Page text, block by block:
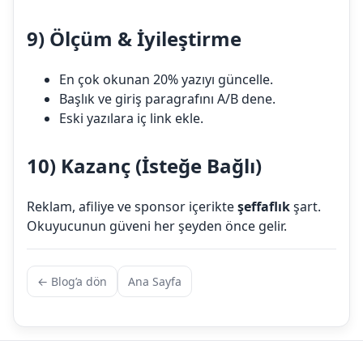
9) Ölçüm & İyileştirme
En çok okunan 20% yazıyı güncelle.
Başlık ve giriş paragrafını A/B dene.
Eski yazılara iç link ekle.
10) Kazanç (İsteğe Bağlı)
Reklam, afiliye ve sponsor içerikteşeffaflıkşart.
Okuyucunun güveni her şeyden önce gelir.
← Blog’a dön Ana Sayfa